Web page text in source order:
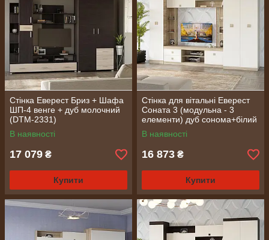
Стінка Еверест Бриз + Шафа
ШП-4 венге + дуб молочний
(DTM-2331)
В наявності
17 079 ₴
Купити
Стінка для вітальні Еверест
Соната 3 (модульна - 3
елементи) дуб сонома+білий
(DTM-2238)
В наявності
16 873 ₴
Купити